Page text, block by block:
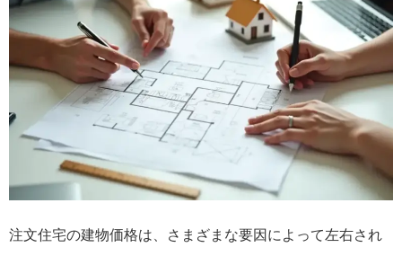
注文住宅の建物価格は、さまざまな要因によって左右され